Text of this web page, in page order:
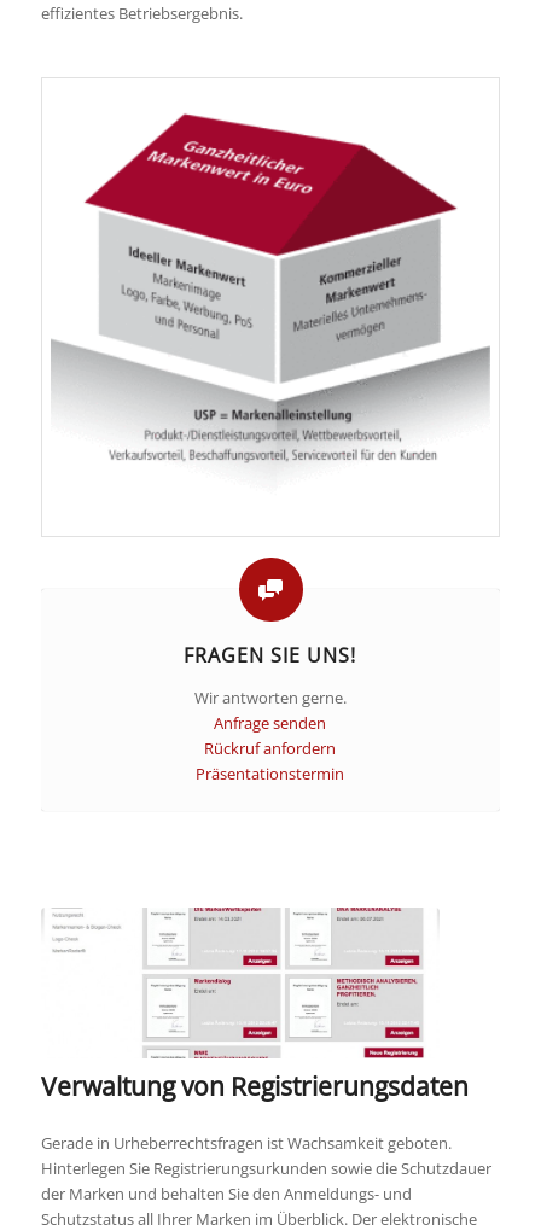
effizientes Betriebsergebnis.
FRAGEN SIE UNS!
Wir antworten gerne.
Anfrage senden
Rückruf anfordern
Präsentationstermin
Verwaltung von Registrierungsdaten
Gerade in Urheberrechtsfragen ist Wachsamkeit geboten.
Hinterlegen Sie Registrierungsurkunden sowie die Schutzdauer
der Marken und behalten Sie den Anmeldungs- und
Schutzstatus all Ihrer Marken im Überblick. Der elektronische